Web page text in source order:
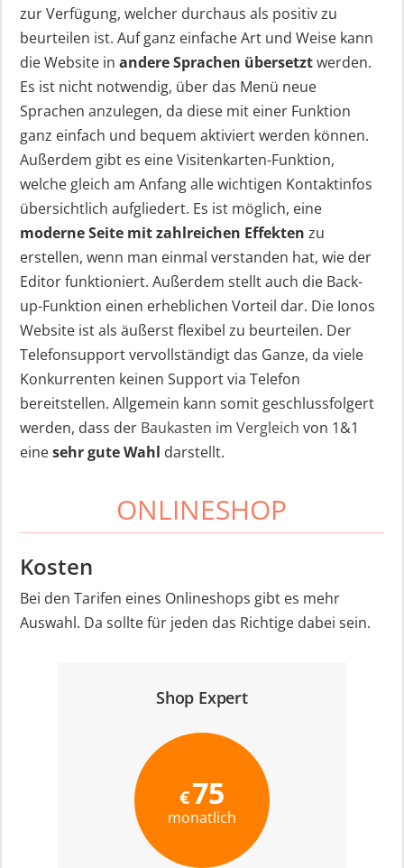
zur Verfügung, welcher durchaus als positiv zu
beurteilen ist. Auf ganz einfache Art und Weise kann
die Website inandere Sprachen übersetztwerden.
Es ist nicht notwendig, über das Menü neue
Sprachen anzulegen, da diese mit einer Funktion
ganz einfach und bequem aktiviert werden können.
Außerdem gibt es eine Visitenkarten-Funktion,
welche gleich am Anfang alle wichtigen Kontaktinfos
übersichtlich aufgliedert. Es ist möglich, eine
moderne Seite mit zahlreichen Effekten zu
erstellen, wenn man einmal verstanden hat, wie der
Editor funktioniert. Außerdem stellt auch die Back-
up-Funktion einen erheblichen Vorteil dar. Die Ionos
Website ist als äußerst flexibel zu beurteilen. Der
Telefonsupport vervollständigt das Ganze, da viele
Konkurrenten keinen Support via Telefon
bereitstellen. Allgemein kann somit geschlussfolgert
werden, dass der Baukasten im Vergleich von 1&1
einesehr gute Wahl darstellt.
ONLINESHOP
Kosten
Bei den Tarifen eines Onlineshops gibt es mehr
Auswahl. Da sollte für jeden das Richtige dabei sein.
Shop Expert
€75
monatlich